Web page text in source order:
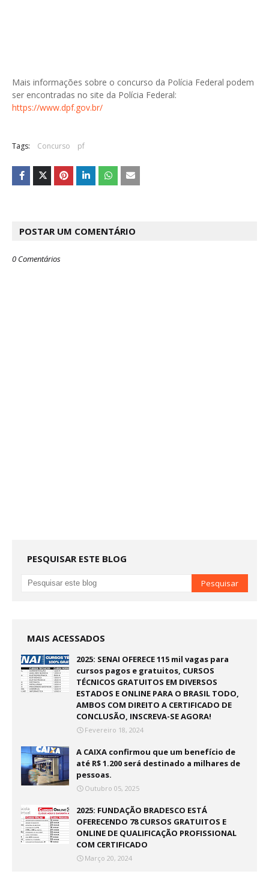
Mais informações sobre o concurso da Polícia Federal podem
ser encontradas no site da Polícia Federal:
https://www.dpf.gov.br/
Tags: Concurso pf
POSTAR UM COMENTÁRIO
0 Comentários
PESQUISAR ESTE BLOG
MAIS ACESSADOS
2025: SENAI OFERECE 115 mil vagas para
cursos pagos e gratuitos, CURSOS
TÉCNICOS GRATUITOS EM DIVERSOS
ESTADOS E ONLINE PARA O BRASIL TODO,
AMBOS COM DIREITO A CERTIFICADO DE
CONCLUSÃO, INSCREVA-SE AGORA!
Fevereiro 18, 2024
A CAIXA confirmou que um benefício de
até R$ 1.200 será destinado a milhares de
pessoas.
Outubro 05, 2025
2025: FUNDAÇÃO BRADESCO ESTÁ
OFERECENDO 78 CURSOS GRATUITOS E
ONLINE DE QUALIFICAÇÃO PROFISSIONAL
COM CERTIFICADO
Março 20, 2024